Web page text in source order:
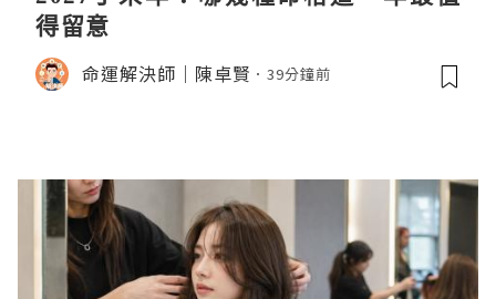
得留意
命運解決師｜陳卓賢 39分鐘前